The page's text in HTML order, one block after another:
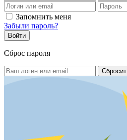
Запомнить меня
Забыли пароль?
Сброс пароля